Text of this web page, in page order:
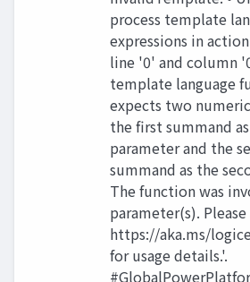
process template
expressions in
line '0' and column
template language
expects two
the first summand
parameter and the
summand as the
The function was
parameter(s). Please
https://aka.ms/
for usage details.'.